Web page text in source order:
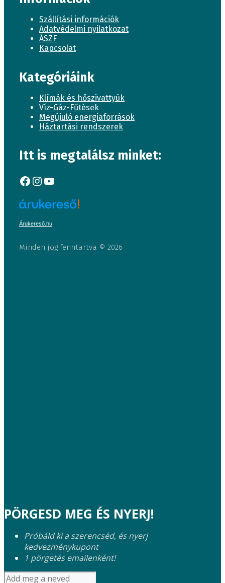
Szállítási információk
Adatvédelmi nyilatkozat
ÁSZF
Kapcsolat
Kategóriáink
Klímák és hőszivattyúk
Víz-Gáz-Fűtések
Megújuló energiaforrások
Háztartási rendszerek
Itt is megtalálsz minket:
Facebook
Instagram
YouTube
Árukereső.hu
Minden jog fenntartva © 2026
PÖRGESD MEG ÉS NYERJ!
Próbáld ki a szerencséd, és nyerj
kedvezménykupont
1 pörgetés emailenként!